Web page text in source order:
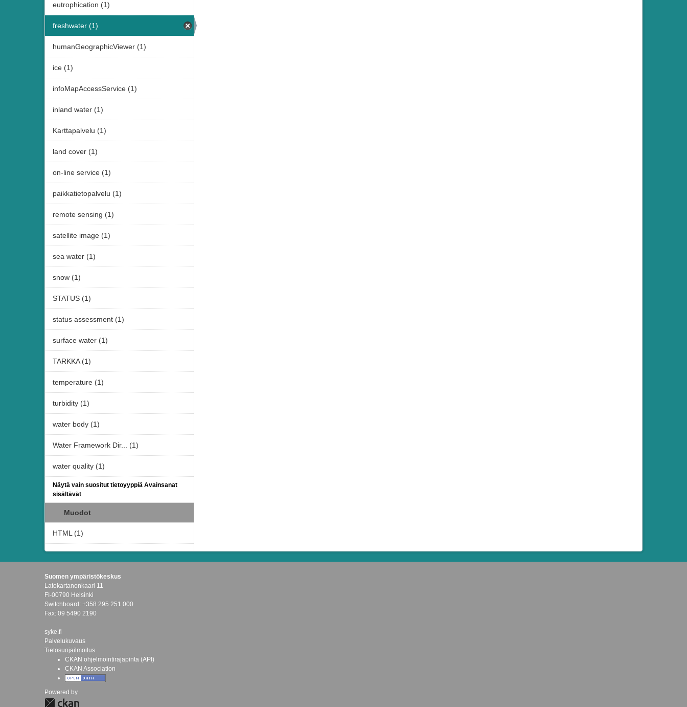
eutrophication (1)
freshwater (1)
humanGeographicViewer (1)
ice (1)
infoMapAccessService (1)
inland water (1)
Karttapalvelu (1)
land cover (1)
on-line service (1)
paikkatietopalvelu (1)
remote sensing (1)
satellite image (1)
sea water (1)
snow (1)
STATUS (1)
status assessment (1)
surface water (1)
TARKKA (1)
temperature (1)
turbidity (1)
water body (1)
Water Framework Dir... (1)
water quality (1)
Näytä vain suositut tietoyyppiä Avainsanat
sisältävät
Muodot
HTML (1)
Suomen ympäristökeskus
Latokartanonkaari 11
FI-00790 Helsinki
Switchboard: +358 295 251 000
Fax: 09 5490 2190
syke.fi
Palvelukuvaus
Tietosuojailmoitus
CKAN ohjelmointirajapinta (API)
CKAN Association
Powered by